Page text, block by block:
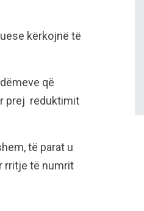
kërkojnë të
që
prej reduktimit
të parat u
rritje të numrit